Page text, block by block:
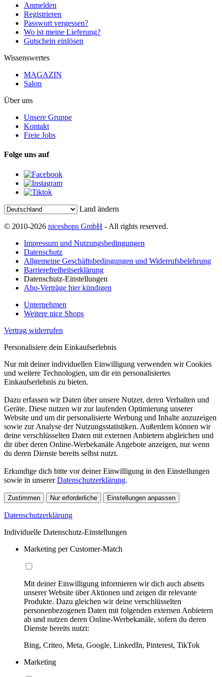
Anmelden
Registrieren
Passwort vergessen?
Wo ist meine Lieferung?
Gutschein einlösen
Wissenswertes
MAGAZIN
Salon
Über uns
Unsere Gruppe
Kontakt
Freie Jobs
Folge uns auf
Land ändern
© 2010-2026 niceshops GmbH - All rights reserved.
Impressum und Nutzungsbedingungen
Datenschutz
Allgemeine Geschäftsbedingungen und Widerrufsbelehrung
Barrierefreiheitserklärung
Datenschutz-Einstellungen
Abo-Verträge hier kündigen
Unternehmen
Weitere nice Shops
Vertrag widerrufen
Personalisiere dein Einkaufserlebnis
Nur mit deiner individuellen Einwilligung verwenden wir Cookies
und weitere Technologien, um dir ein personalisiertes
Einkaufserlebnis zu bieten.
Dazu erfassen wir Daten über unsere Nutzer, deren Verhalten und
Geräte. Diese nutzen wir zur laufenden Optimierung unserer
Website und um dir personalisierte Werbung und Inhalte anzuzeigen
sowie zur Analyse der Nutzungsstatistiken. Außerdem können wir
deine verschlüsselten Daten mit externen Anbietern abgleichen und
dir über deren Online-Werbekanäle Angebote anzeigen, nur wenn
du deren Dienste bereits selbst nutzt.
Erkundige dich bitte vor deiner Einwilligung in den Einstellungen
sowie in unsererDatenschutzerklärung.
Zustimmen Nur erforderliche Einstellungen anpassen
Datenschutzerklärung
Individuelle Datenschutz-Einstellungen
Marketing per Customer-Match
Mit deiner Einwilligung informieren wir dich auch abseits
unserer Website über Aktionen und zeigen dir relevante
Produkte. Dazu gleichen wir deine verschlüsselten
personenbezogenen Daten mit folgenden externen Anbietern
ab und nutzen deren Online-Werbekanäle, sofern du deren
Dienste bereits nutzt:
Bing, Criteo, Meta, Google, LinkedIn, Pinterest, TikTok
Marketing